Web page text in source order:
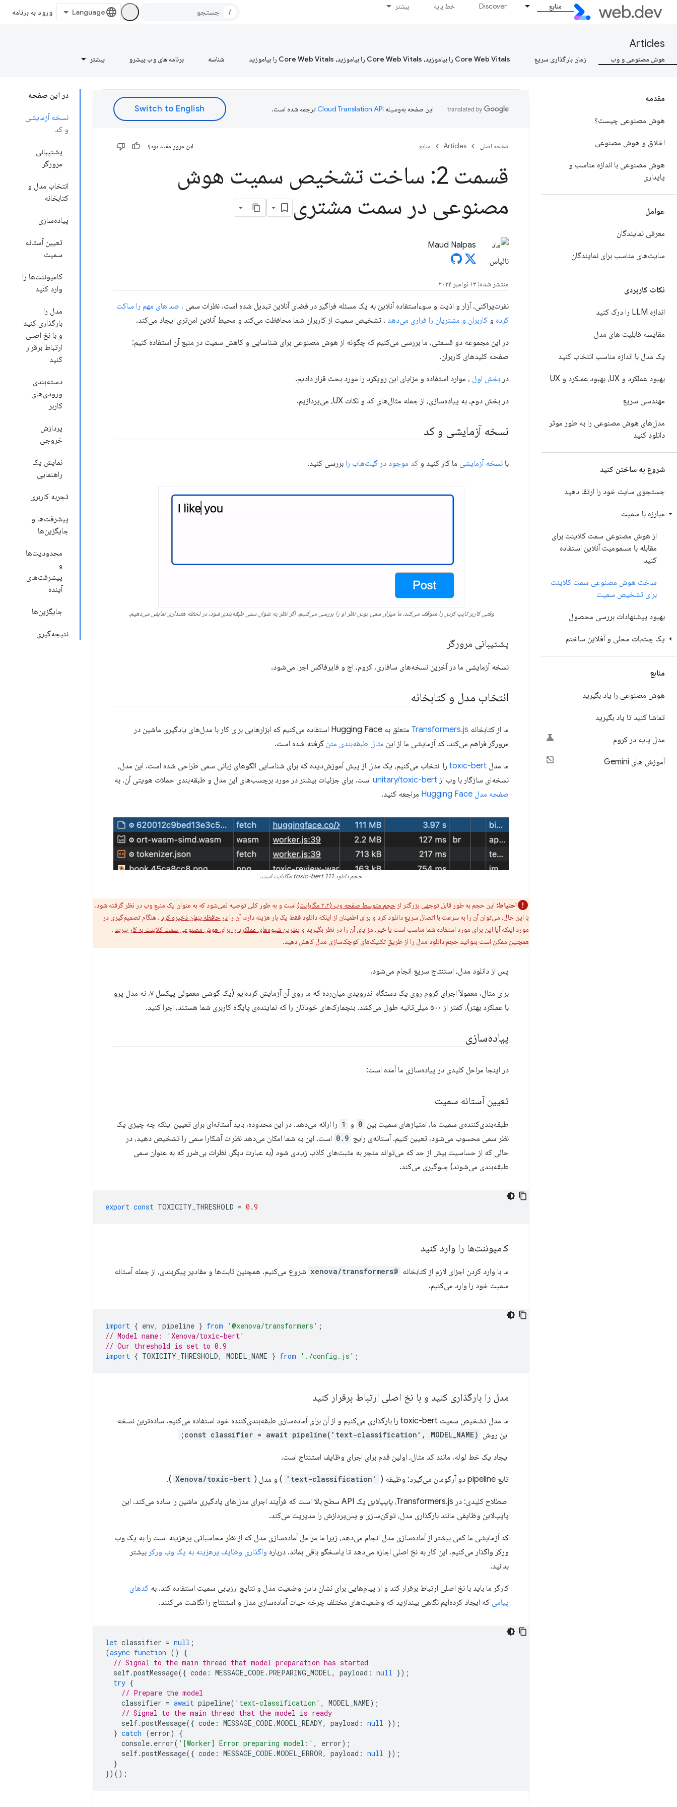
منابع Discover خط پایه بیشتر
/ ورود به برنامه
Articles
هوش مصنوعی و وب زمان بارگذاری سریع Core Web Vitals را بیاموزید، Core Web Vitals را بیاموزید، Core Web Vitals را بیاموزید شناسه برنامه های وب پیشرو بیشتر
مقدمه
هوش مصنوعی چیست؟
اخلاق و هوش مصنوعی
هوش مصنوعی با اندازه مناسب و
پایداری
عوامل
معرفی نمایندگان
سایت‌های مناسب برای نمایندگان
نکات کاربردی
اندازه LLM را درک کنید
مقایسه قابلیت های مدل
یک مدل با اندازه مناسب انتخاب کنید
بهبود عملکرد و UX، بهبود عملکرد و UX
مهندسی سریع
مدل‌های هوش مصنوعی را به طور موثر
دانلود کنید
شروع به ساختن کنید
جستجوی سایت خود را ارتقا دهید
مبارزه با سمیت
از هوش مصنوعی سمت کلاینت برای
مقابله با مسمومیت آنلاین استفاده
کنید
ساخت هوش مصنوعی سمت کلاینت
برای تشخیص سمیت
بهبود پیشنهادات بررسی محصول
یک چت‌بات محلی و آفلاین ساختم
منابع
هوش مصنوعی را یاد بگیرید
تماشا کنید تا یاد بگیرید
مدل پایه در کروم
آموزش های Gemini
در این صفحه
نسخه آزمایشی
و کد
پشتیبانی
مرورگر
انتخاب مدل و
کتابخانه
پیاده‌سازی
تعیین آستانه
سمیت
کامپوننت‌ها را
وارد کنید
مدل را
بارگذاری کنید
و با نخ اصلی
ارتباط برقرار
کنید
دسته‌بندی
ورودی‌های
کاربر
پردازش
خروجی
نمایش یک
راهنمایی
تجربه کاربری
پیشرفت‌ها و
جایگزین‌ها
محدودیت‌ها
و
پیشرفت‌های
آینده
جایگزین‌ها
نتیجه‌گیری
این صفحه به‌وسیله ترجمه شده است.
صفحه اصلی Articles منابع این مرور مفید بود؟
قسمت 2: ساخت تشخیص سمیت هوش
مصنوعی در سمت مشتری
Maud Nalpas
منتشر شده: ۱۳ نوامبر ۲۰۲۴
نفرت‌پراکنی، آزار و اذیت و سوءاستفاده آنلاین به یک مسئله فراگیر در فضای آنلاین تبدیل شده است. نظرات سمی ، صداهای مهم را ساکت
کرده و کاربران و مشتریان را فراری می‌دهد . تشخیص سمیت از کاربران شما محافظت می‌کند و محیط آنلاین امن‌تری ایجاد می‌کند.
در این مجموعه دو قسمتی، ما بررسی می‌کنیم که چگونه از هوش مصنوعی برای شناسایی و کاهش سمیت در منبع آن استفاده کنیم:
صفحه کلیدهای کاربران.
در بخش اول ، موارد استفاده و مزایای این رویکرد را مورد بحث قرار دادیم.
در بخش دوم، به پیاده‌سازی، از جمله مثال‌های کد و نکات UX، می‌پردازیم.
نسخه آزمایشی و کد
با نسخه آزمایشی ما کار کنید و کد موجود در گیت‌هاب را بررسی کنید.
وقتی کاربر تایپ کردن را متوقف می‌کند، ما میزان سمی بودن نظر او را بررسی می‌کنیم. اگر نظر به عنوان سمی طبقه‌بندی شود، در لحظه هشداری نمایش می‌دهیم.
پشتیبانی مرورگر
نسخه آزمایشی ما در آخرین نسخه‌های سافاری، کروم، اج و فایرفاکس اجرا می‌شود.
انتخاب مدل و کتابخانه
ما از کتابخانه Transformers.js
متعلق به Hugging Face استفاده می‌کنیم که ابزارهایی برای کار با مدل‌های یادگیری ماشین در
مرورگر فراهم می‌کند. کد آزمایشی ما از این مثال طبقه‌بندی متن گرفته شده است.
ما مدل toxic-bert را انتخاب می‌کنیم، یک مدل از پیش آموزش‌دیده که برای شناسایی الگوهای زبانی سمی طراحی شده است. این مدل،
نسخه‌ای سازگار با وب از unitary/toxic-bert است. برای جزئیات بیشتر در مورد برچسب‌های این مدل و طبقه‌بندی حملات هویتی آن، به
صفحه مدل Hugging Face
مراجعه کنید.
حجم دانلود toxic-bert 111 مگابایت است.
احتیاط: این حجم به طور قابل توجهی بزرگتر از حجم متوسط ​​صفحه وب (۲.۲ مگابایت)
است و به طور کلی توصیه نمی‌شود که به عنوان یک منبع وب در نظر گرفته شود.
با این حال، می‌توان آن را به سرعت با اتصال سریع دانلود کرد و برای اطمینان از اینکه دانلود فقط یک بار هزینه دارد، آن را در حافظه پنهان ذخیره کرد . هنگام تصمیم‌گیری در
مورد اینکه آیا این برای مورد استفاده شما مناسب است یا خیر، مزایای آن را در نظر بگیرید و بهترین شیوه‌های عملکرد را برای هوش مصنوعی سمت کلاینت به کار ببرید .
همچنین ممکن است بتوانید حجم دانلود مدل را از طریق تکنیک‌های کوچک‌سازی مدل کاهش دهید.
پس از دانلود مدل، استنتاج سریع انجام می‌شود.
برای مثال، معمولاً اجرای کروم روی یک دستگاه اندرویدی میان‌رده که ما روی آن آزمایش کرده‌ایم (یک گوشی معمولی پیکسل ۷، نه مدل پرو
با عملکرد بهتر)، کمتر از ۵۰۰ میلی‌ثانیه طول می‌کشد. بنچمارک‌های خودتان را که نماینده‌ی پایگاه کاربری شما هستند، اجرا کنید.
پیاده‌سازی
در اینجا مراحل کلیدی در پیاده‌سازی ما آمده است:
تعیین آستانه سمیت
طبقه‌بندی‌کننده‌ی سمیت ما، امتیازهای سمیت بین 0 و 1 را ارائه می‌دهد. در این محدوده، باید آستانه‌ای برای تعیین اینکه چه چیزی یک
نظر سمی محسوب می‌شود، تعیین کنیم. آستانه‌ی رایج 0.9 است. این به شما امکان می‌دهد نظرات آشکارا سمی را تشخیص دهید، در
حالی که از حساسیت بیش از حد که می‌تواند منجر به مثبت‌های کاذب زیادی شود (به عبارت دیگر، نظرات بی‌ضرر که به عنوان سمی
طبقه‌بندی می‌شوند) جلوگیری می‌کند.
export const TOXICITY_THRESHOLD = 0.9
کامپوننت‌ها را وارد کنید
ما با وارد کردن اجزای لازم از کتابخانه @xenova/transformers
شروع می‌کنیم. همچنین ثابت‌ها و مقادیر پیکربندی، از جمله آستانه
سمیت خود را وارد می‌کنیم.
import { env, pipeline } from '@xenova/transformers' ;
// Model name: 'Xenova/toxic-bert'
// Our threshold is set to 0.9
import { TOXICITY_THRESHOLD, MODEL_NAME } from './config.js' ;
مدل را بارگذاری کنید و با نخ اصلی ارتباط برقرار کنید
ما مدل تشخیص سمیت toxic-bert را بارگذاری می‌کنیم و از آن برای آماده‌سازی طبقه‌بندی‌کننده خود استفاده می‌کنیم. ساده‌ترین نسخه
این روش const classifier = await pipeline('text-classification', MODEL_NAME);
ایجاد یک خط لوله، مانند کد مثال، اولین قدم برای اجرای وظایف استنتاج است.
تابع pipeline دو آرگومان می‌گیرد: وظیفه ( 'text-classification' ) و مدل ( Xenova/toxic-bert
).
اصطلاح کلیدی: در Transformers.js، پایپ‌لاین
یک API سطح بالا است که فرآیند اجرای مدل‌های یادگیری ماشین را ساده می‌کند. این
پایپ‌لاین وظایفی مانند بارگذاری مدل، توکن‌سازی و پس‌پردازش را مدیریت می‌کند.
کد آزمایشی ما کمی بیشتر از آماده‌سازی مدل انجام می‌دهد، زیرا ما مراحل آماده‌سازی مدل که از نظر محاسباتی پرهزینه است را به یک وب
ورکر واگذار می‌کنیم. این کار به نخ اصلی اجازه می‌دهد تا پاسخگو باقی بماند. درباره واگذاری وظایف پرهزینه به یک وب ورکر بیشتر
بدانید.
کارگر ما باید با نخ اصلی ارتباط برقرار کند و از پیام‌هایی برای نشان دادن وضعیت مدل و نتایج ارزیابی سمیت استفاده کند. به کدهای
پیامی که ایجاد کرده‌ایم نگاهی بیندازید که وضعیت‌های مختلف چرخه حیات آماده‌سازی مدل و استنتاج را نگاشت می‌کنند.
let classifier = null ;
(async function ()
{
// Signal to the main thread that model preparation has started
self.postMessage({ code : MESSAGE_CODE . PREPARING_MODEL, payload : null });
try {
// Prepare the model
classifier = await pipeline( 'text-classification' , MODEL_NAME);
// Signal to the main thread that the model is ready
self.postMessage({ code : MESSAGE_CODE .MODEL_READY, payload : null });
} catch (error)
{
console. error( '[Worker] Error preparing model:' , error);
self.postMessage({ code : MESSAGE_CODE .MODEL_ERROR, payload : null });
}
})();